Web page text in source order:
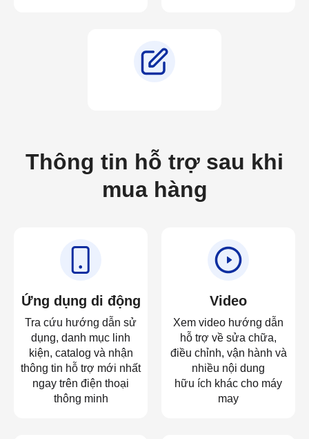
Thông tin hỗ trợ sau khi
mua hàng
Ứng dụng di động
Tra cứu hướng dẫn sử
dụng, danh mục linh
kiện, catalog và nhận
thông tin hỗ trợ mới nhất
ngay trên điện thoại
thông minh
Video
Xem video hướng dẫn
hỗ trợ về sửa chữa,
điều chỉnh, vận hành và
nhiều nội dung
hữu ích khác cho máy
may